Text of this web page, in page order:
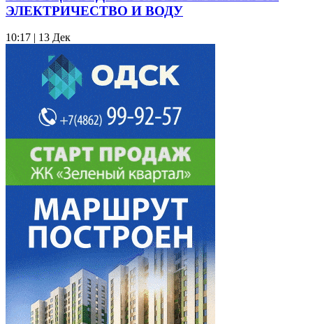
ЭЛЕКТРИЧЕСТВО И ВОДУ
10:17 | 13 Дек